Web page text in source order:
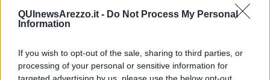
QUInewsArezzo.it - Do Not Process My Personal
Information
If you wish to opt-out of the sale, sharing to third parties, or
processing of your personal or sensitive information for
Quando il diritto alla disconnessione non viene accolto
​L’importanza della comunicazione in famiglia
​Il pensiero dicotomico e la salute mentale
​Consigli di lettura per genitori e non solo
​La Clownterapia